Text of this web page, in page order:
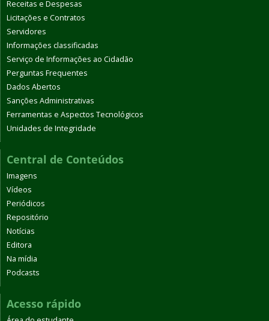
Receitas e Despesas
Licitações e Contratos
Servidores
Informações classificadas
Serviço de Informações ao Cidadão
Perguntas Frequentes
Dados Abertos
Sanções Administrativas
Ferramentas e Aspectos Tecnológicos
Unidades de Integridade
Central de Conteúdos
Imagens
Vídeos
Periódicos
Repositório
Notícias
Editora
Na mídia
Podcasts
Acesso rápido